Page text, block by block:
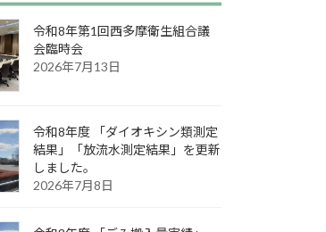
令和8年第1回西多摩衛生組合議
会臨時会
2026年7月13日
令和8年度 「ダイオキシン類測定
結果」「放流水測定結果」を更新
しました。
2026年7月8日